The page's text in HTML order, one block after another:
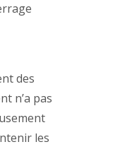
des
n’a pas
les